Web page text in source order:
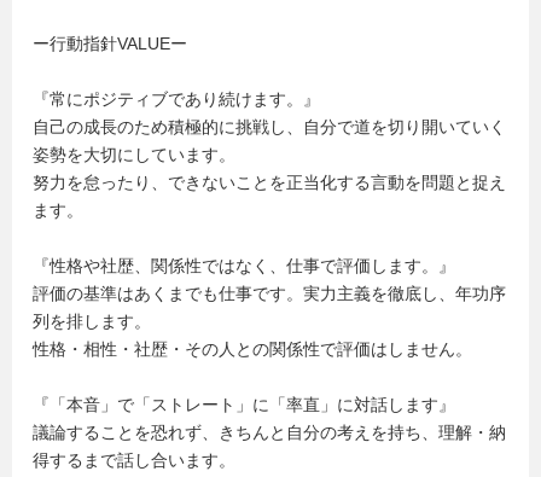
ー行動指針VALUEー
『常にポジティブであり続けます。』
自己の成長のため積極的に挑戦し、自分で道を切り開いていく
姿勢を大切にしています。
努力を怠ったり、できないことを正当化する言動を問題と捉え
ます。
『性格や社歴、関係性ではなく、仕事で評価します。』
評価の基準はあくまでも仕事です。実力主義を徹底し、年功序
列を排します。
性格・相性・社歴・その人との関係性で評価はしません。
『「本音」で「ストレート」に「率直」に対話します』
議論することを恐れず、きちんと自分の考えを持ち、理解・納
得するまで話し合います。